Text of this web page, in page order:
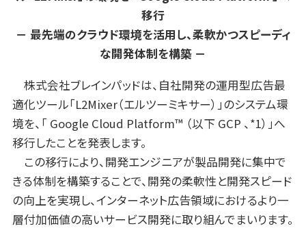
移行
－ 最先端のクラウド環境を活用し、柔軟かつスピーディ
な開発体制を構築 －
株式会社ブレインパッドは、自社開発の運用型広告最
適化ツール「L2Mixer（エルツーミキサー）」のシステム環
境を、「 Google Cloud Platform™ （以下 GCP 、*1）」へ
移行したことを発表します。
この移行により、開発エンジニアが製品開発に集中で
きる体制を構築することで、開発の柔軟性と開発スピード
の向上を実現し、インターネット広告領域におけるより一
層付加価値の高いサービス開発に取り組んでまいります。